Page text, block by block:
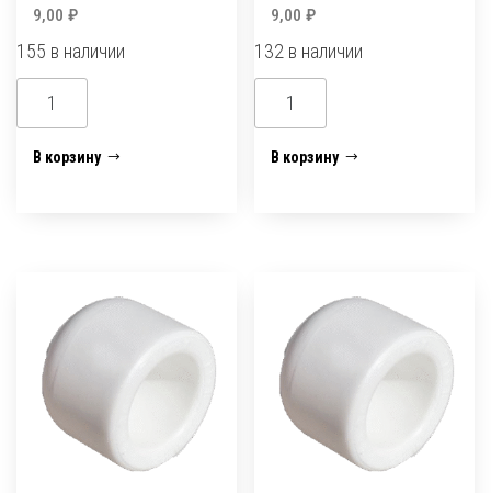
9,00 ₽
155 в наличии
Количество
товара
Заглушка
В корзину
9,00₽
132 в наличии
Количество
товара
Заглушка
В корзину